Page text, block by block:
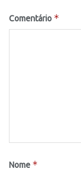
Comentário *
Nome *